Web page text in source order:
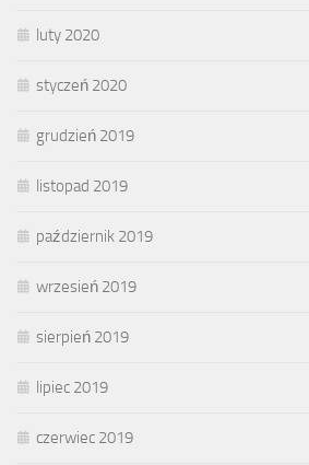
luty 2020
styczeń 2020
grudzień 2019
listopad 2019
październik 2019
wrzesień 2019
sierpień 2019
lipiec 2019
czerwiec 2019